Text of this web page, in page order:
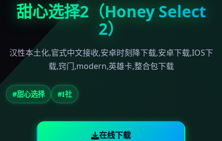
甜心选择2（Honey Select
2）
汉性本土化,官式中文接收,安卓时刻降下载,安卓下载,IOS下
载,窍门,modern,英雄卡,整合包下载
#甜心选择 #I社
在线下载